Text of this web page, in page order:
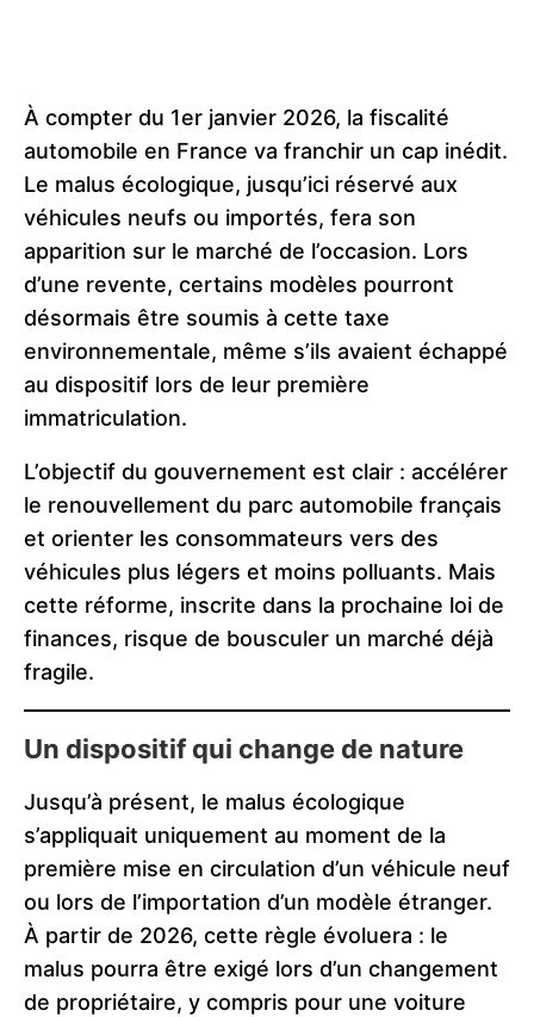
À compter du 1er janvier 2026, la fiscalité
automobile en France va franchir un cap inédit.
Le malus écologique, jusqu’ici réservé aux
véhicules neufs ou importés, fera son
apparition sur le marché de l’occasion. Lors
d’une revente, certains modèles pourront
désormais être soumis à cette taxe
environnementale, même s’ils avaient échappé
au dispositif lors de leur première
immatriculation.
L’objectif du gouvernement est clair : accélérer
le renouvellement du parc automobile français
et orienter les consommateurs vers des
véhicules plus légers et moins polluants. Mais
cette réforme, inscrite dans la prochaine loi de
finances, risque de bousculer un marché déjà
fragile.
Un dispositif qui change de nature
Jusqu’à présent, le malus écologique
s’appliquait uniquement au moment de la
première mise en circulation d’un véhicule neuf
ou lors de l’importation d’un modèle étranger.
À partir de 2026, cette règle évoluera : le
malus pourra être exigé lors d’un changement
de propriétaire, y compris pour une voiture